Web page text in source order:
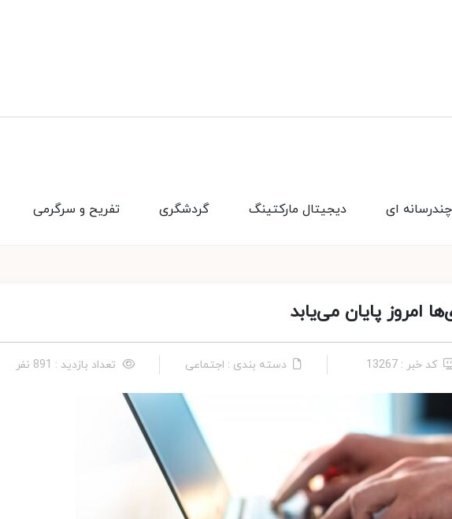
تفریح و سرگرمی گردشگری دیجیتال مارکتینگ چندرسانه ای
امروز پایان می‌یابد
کد خبر : 13267 دسته بندی : اجتماعی تعداد بازدید : 891 نفر